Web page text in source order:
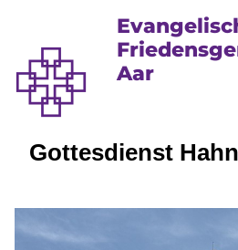
Aar
Gottesdienst Hahn